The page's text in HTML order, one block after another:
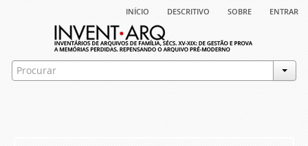
início descritivo sobre entrar